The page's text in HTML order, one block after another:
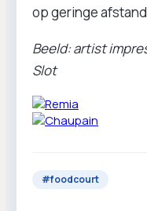
op geringe
Beeld: artist
Slot
#foodcourt